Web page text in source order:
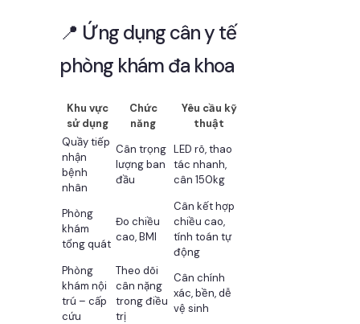
📍 Ứng dụng cân y tế
phòng khám đa khoa
Khu vực
sử dụng
Chức
năng
Yêu cầu kỹ
thuật
Quầy tiếp
nhận
bệnh
nhân
Cân trọng
lượng ban
đầu
LED rõ, thao
tác nhanh,
cân 150kg
Phòng
khám
tổng quát
Đo chiều
cao, BMI
Cân kết hợp
chiều cao,
tính toán tự
động
Phòng
khám nội
trú – cấp
cứu
Theo dõi
cân nặng
trong điều
trị
Cân chính
xác, bền, dễ
vệ sinh